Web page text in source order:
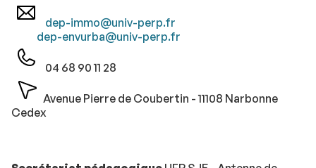
dep-immo@univ-perp.fr
dep-envurba@univ-perp.fr
04 68 90 11 28
Avenue Pierre de Coubertin - 11108 Narbonne
Cedex